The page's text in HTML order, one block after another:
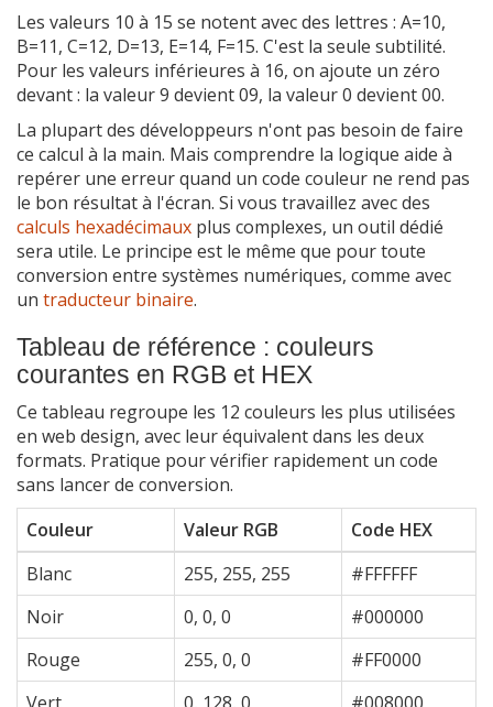
Les valeurs 10 à 15 se notent avec des lettres : A=10,
B=11, C=12, D=13, E=14, F=15. C'est la seule subtilité.
Pour les valeurs inférieures à 16, on ajoute un zéro
devant : la valeur 9 devient 09, la valeur 0 devient 00.
La plupart des développeurs n'ont pas besoin de faire
ce calcul à la main. Mais comprendre la logique aide à
repérer une erreur quand un code couleur ne rend pas
le bon résultat à l'écran. Si vous travaillez avec des
calculs hexadécimaux plus complexes, un outil dédié
sera utile. Le principe est le même que pour toute
conversion entre systèmes numériques, comme avec
un traducteur binaire.
Tableau de référence : couleurs
courantes en RGB et HEX
Ce tableau regroupe les 12 couleurs les plus utilisées
en web design, avec leur équivalent dans les deux
formats. Pratique pour vérifier rapidement un code
sans lancer de conversion.
Couleur
Valeur RGB
Code HEX
Blanc
255, 255, 255
#FFFFFF
Noir
0, 0, 0
#000000
Rouge
255, 0, 0
#FF0000